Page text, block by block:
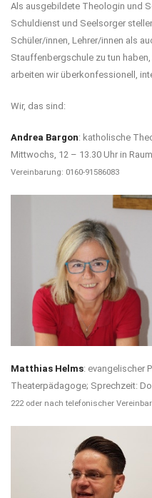
Als ausgebildete Theologin und
Schuldienst und Seelsorger
Schüler/innen, Lehrer/innen als
Stauffenbergschule zu tun
arbeiten wir überkonfessionell,
Wir, das sind:
Andrea Bargon: katholische
Mittwochs, 12 – 13.30 Uhr in Raum
Vereinbarung: 0160-91586083
Matthias Helms: evangelischer
Theaterpädagoge; Sprechzeit:
222 oder nach telefonischer